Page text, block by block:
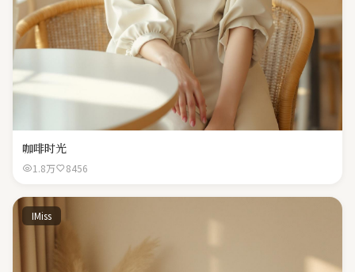
咖啡时光
1.8万 8456
IMiss